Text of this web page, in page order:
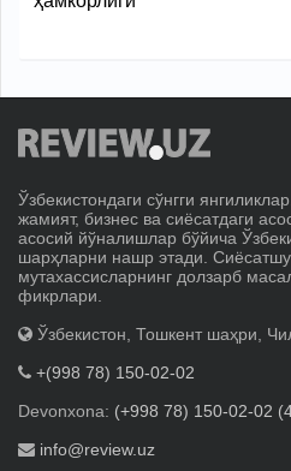
Ўзбекистондаги сўнгги
жамият, бизнес ва сиёсатдаги
асосий йўналишлар бўйича
шарҳларни нашр этади.
мутахассисларнинг долзарб
фикрлари.
Ўзбекистон, Тошкент шаҳри,
+(998 78) 150-02-02
Devonxona: (+998 78) 150-02-02
info@review.uz